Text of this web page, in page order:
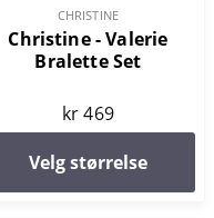
CHRISTINE
Christine - Valerie
Bralette Set
kr 469
Velg størrelse